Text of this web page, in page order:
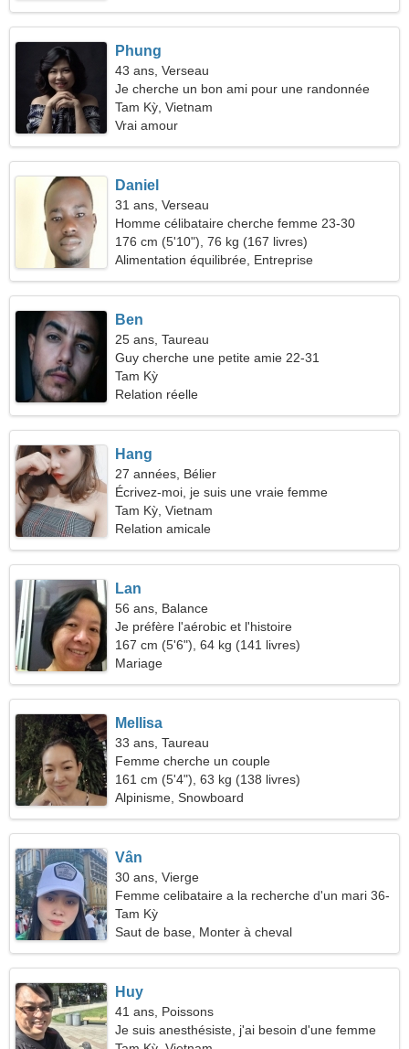
Phung
43 ans, Verseau
Je cherche un bon ami pour une randonnée
Tam Kỳ, Vietnam
Vrai amour
Daniel
31 ans, Verseau
Homme célibataire cherche femme 23-30
176 cm (5'10"), 76 kg (167 livres)
Alimentation équilibrée, Entreprise
Ben
25 ans, Taureau
Guy cherche une petite amie 22-31
Tam Kỳ
Relation réelle
Hang
27 années, Bélier
Écrivez-moi, je suis une vraie femme
Tam Kỳ, Vietnam
Relation amicale
Lan
56 ans, Balance
Je préfère l'aérobic et l'histoire
167 cm (5'6"), 64 kg (141 livres)
Mariage
Mellisa
33 ans, Taureau
Femme cherche un couple
161 cm (5'4"), 63 kg (138 livres)
Alpinisme, Snowboard
Vân
30 ans, Vierge
Femme celibataire a la recherche d'un mari 36-
38
Tam Kỳ
Saut de base, Monter à cheval
Huy
41 ans, Poissons
Je suis anesthésiste, j'ai besoin d'une femme